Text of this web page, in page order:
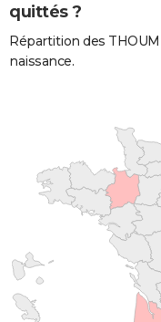
quittés ?
Répartition des
naissance.